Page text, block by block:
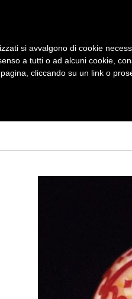
A
V
G
2021
si avvalgono di cookie
a tutti o ad alcuni cookie,
cliccando su un link o